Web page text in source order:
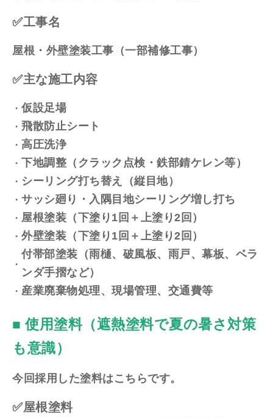
✅工事名
屋根・外壁塗装工事（一部補修工事）
✅主な施工内容
仮設足場
飛散防止シート
高圧洗浄
下地調整（クラック点検・鉄部錆ケレン等）
シーリング打ち替え（縦目地）
サッシ廻り・入隅目地シーリング増し打ち
屋根塗装（下塗り1回＋上塗り2回）
外壁塗装（下塗り1回＋上塗り2回）
付帯部塗装（雨樋、破風板、雨戸、幕板、ベラ
ンダ手摺など）
産業廃棄物処理、現場管理、交通費等
■ 使用塗料（遮熱塗料で夏の暑さ対策
も意識）
今回採用した塗料はこちらです。
✅屋根塗料